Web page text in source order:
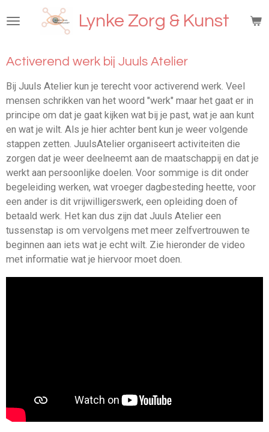
direct
de
Lynke Zorg & Kunst
Activerend werk bij Juuls Atelier
Bij Juuls Atelier kun je terecht voor activerend werk. Veel
mensen schrikken van het woord "werk" maar het gaat er in
principe om dat je gaat kijken wat bij je past, wat je aan kunt
en wat je wilt. Als je hier achter bent kun je weer volgende
stappen zetten. JuulsAtelier organiseert activiteiten die
zorgen dat je weer deelneemt aan de maatschappij en dat je
werkt aan persoonlijke doelen. Voor sommige is dit onder
begeleiding werken, wat vroeger dagbesteding heette, voor
een ander is dit vrijwilligerswerk, een opleiding doen of
betaald werk. Het kan dus zijn dat Juuls Atelier een
tussenstap is om vervolgens met meer zelfvertrouwen te
beginnen aan iets wat je echt wilt. Zie hieronder de video
met informatie wat je hiervoor moet doen.